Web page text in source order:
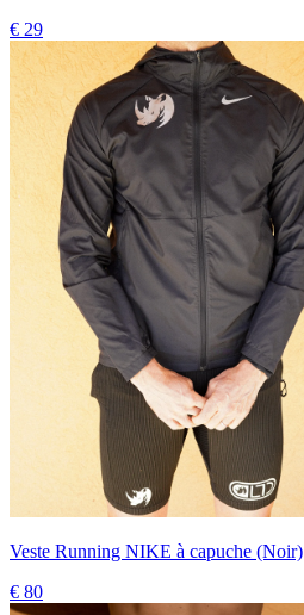
€ 29
Veste Running NIKE à capuche (Noir)
€ 80